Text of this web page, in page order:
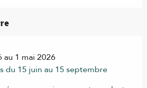
au 1 mai 2026
du 15 juin au 15 septembre